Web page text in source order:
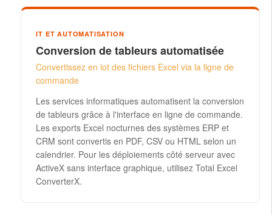
IT ET AUTOMATISATION
Conversion de tableurs automatisée
Convertissez en lot des fichiers Excel via la ligne de
commande
Les services informatiques automatisent la conversion
de tableurs grâce à l'interface en ligne de commande.
Les exports Excel nocturnes des systèmes ERP et
CRM sont convertis en PDF, CSV ou HTML selon un
calendrier. Pour les déploiements côté serveur avec
ActiveX sans interface graphique, utilisez Total Excel
ConverterX.